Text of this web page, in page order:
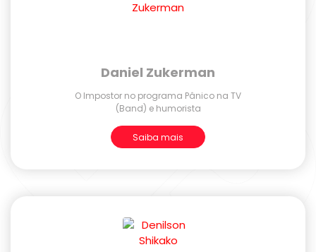
Daniel Zukerman
O Impostor no programa Pânico na TV
(Band) e humorista
Saiba mais